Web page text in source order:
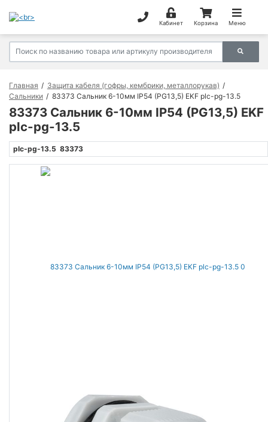
Кабинет Корзина Меню
Главная
Защита кабеля (гофры, кембрики, металлорукав)
Сальники
83373 Сальник 6-10мм IP54 (PG13,5) EKF plc-pg-13.5
83373 Сальник 6-10мм IP54 (PG13,5) EKF
plc-pg-13.5
plc-pg-13.5 83373